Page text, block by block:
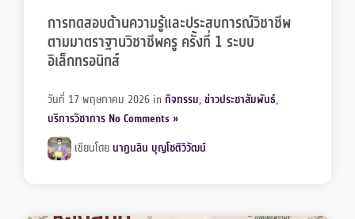
การทดสอบด้านความรู้และประสบการณ์วิชาชีพ
ตามมาตราฐานวิชาชีพครู ครั้งที่ 1 ระบบ
อิเล็กทรอนิกส์
วันที่ 17 พฤษภาคม 2026 inกิจกรรม,ข่าวประชาสัมพันธ์,
บริการวิชาการ No Comments »
เขียนโดย นาฏนลิน บุญโชติวิวัฒน์